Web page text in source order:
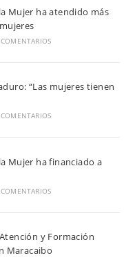
Mujer ha atendido más
“Las mujeres tienen
Mujer ha financiado a
y Formación
Maracaibo